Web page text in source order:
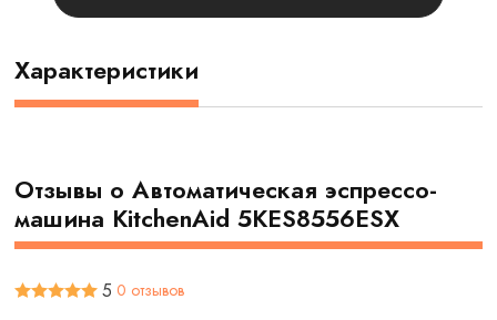
Характеристики
Отзывы о Автоматическая эспрессо-
машина KitchenAid 5KES8556ESX
5 0 отзывов